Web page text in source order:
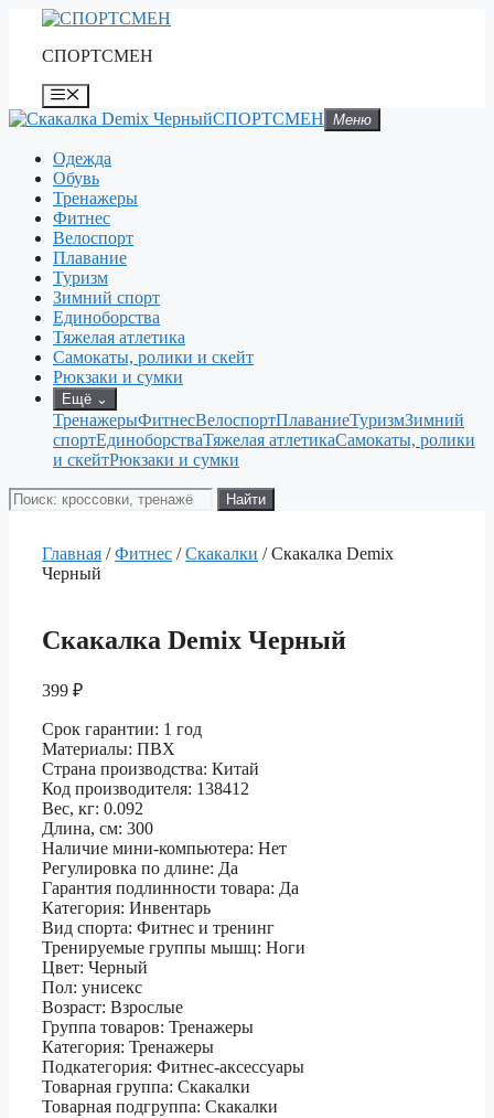
Перейти
содержимому
СПОРТСМЕН
Меню
СПОРТСМЕН Меню
Одежда
Обувь
Тренажеры
Фитнес
Велоспорт
Плавание
Туризм
Зимний спорт
Единоборства
Тяжелая атлетика
Самокаты, ролики и скейт
Рюкзаки и сумки
Ещё ⌄
ТренажерыФитнесВелоспортПлаваниеТуризмЗимний
спортЕдиноборстваТяжелая атлетикаСамокаты, ролики
и скейтРюкзаки и сумки
Поиск
товаров
Найти
Главная /Фитнес /Скакалки / Скакалка Demix
Черный
Скакалка Demix Черный
399 ₽
Срок гарантии: 1 год
Материалы: ПВХ
Страна производства: Китай
Код производителя: 138412
Вес, кг: 0.092
Длина, см: 300
Наличие мини-компьютера: Нет
Регулировка по длине: Да
Гарантия подлинности товара: Да
Категория: Инвентарь
Вид спорта: Фитнес и тренинг
Тренируемые группы мышц: Ноги
Цвет: Черный
Пол: унисекс
Возраст: Взрослые
Группа товаров: Тренажеры
Категория: Тренажеры
Подкатегория: Фитнес-аксессуары
Товарная группа: Скакалки
Товарная подгруппа: Скакалки